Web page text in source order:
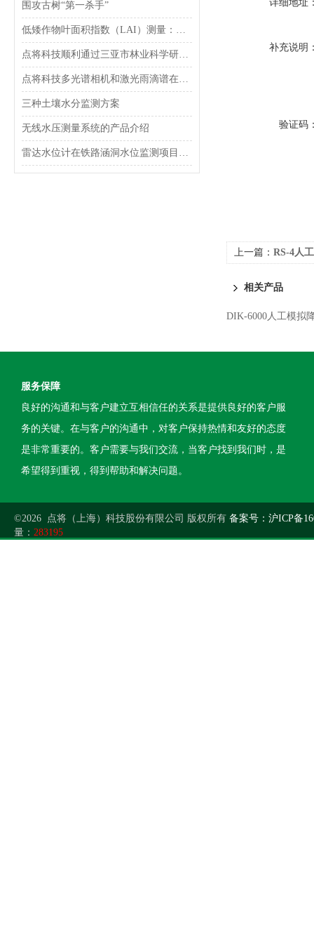
围攻古树“第一杀手”
低矮作物叶面积指数（LAI）测量：仪器选型全指南
点将科技顺利通过三亚市林业科学研究院木质无损检测项目验收
点将科技多光谱相机和激光雨滴谱在生态监测系统中的应用
三种土壤水分监测方案
无线水压测量系统的产品介绍
雷达水位计在铁路涵洞水位监测项目案例
详细地址
补充说明
验证码
上一篇： RS-4人
相关产品
DIK-6000人工模拟
服务保障
良好的沟通和与客户建立互相信任的关系是提供良好的客户服
务的关键。在与客户的沟通中，对客户保持热情和友好的态度
是非常重要的。客户需要与我们交流，当客户找到我们时，是
希望得到重视，得到帮助和解决问题。
©2026 点将（上海）科技股份有限公司 版权所有 备案号：沪ICP备
量： 283195